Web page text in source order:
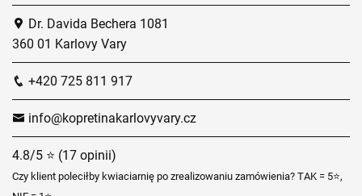
Dr. Davida Bechera 1081
360 01 Karlovy Vary
+420 725 811 917
info@kopretinakarlovyvary.cz
4.8/5 ⭐ (17 opinii)
Czy klient poleciłby kwiaciarnię po zrealizowaniu zamówienia? TAK = 5⭐,